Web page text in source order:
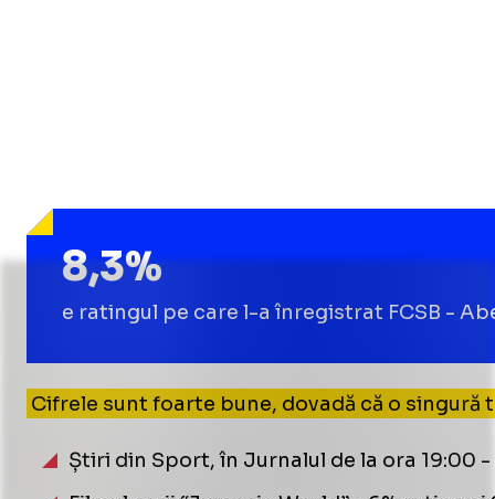
8,3%
e ratingul pe care l-a înregistrat FCSB -
Cifrele sunt foarte bune, dovadă că o singură
Știri din Sport, în Jurnalul de la ora 19:00